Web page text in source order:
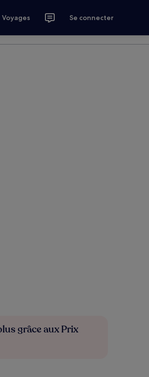
Voyages Se connecter
grâce aux Prix